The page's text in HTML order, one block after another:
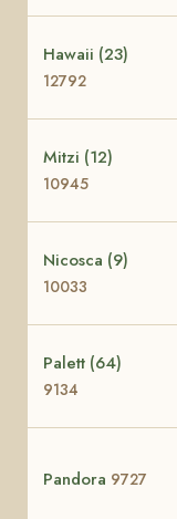
Hawaii (23)
12792
Mitzi (12)
10945
Nicosca (9)
10033
Palett (64)
9134
Pandora 9727